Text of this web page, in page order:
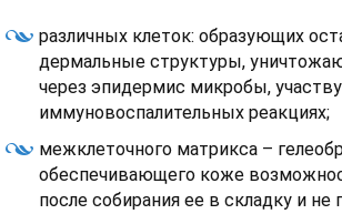
различных клеток: образующих
дермальные структуры,
через эпидермис микробы,
иммуновоспалительных реакциях;
межклеточного матрикса –
обеспечивающего коже
после собирания ее в складку и